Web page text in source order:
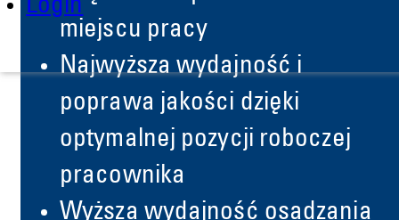
Login
miejscu pracy
Najwyższa wydajność i
poprawa jakości dzięki
optymalnej pozycji roboczej
pracownika
Wyższa wydajność osadzania